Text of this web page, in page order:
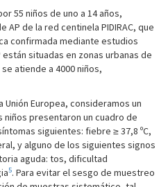
55 niños de uno a 14 años,
de la red centinela PIDIRAC, que
confirmada mediante estudios
situadas en zonas urbanas de
atiende a 4000 niños,
Europea, consideramos un
presentaron un cuadro de
siguientes: fiebre ≥ 37,8 ºC,
y alguno de los siguientes signos
aguda: tos, dificultad
5. Para evitar el sesgo de muestreo